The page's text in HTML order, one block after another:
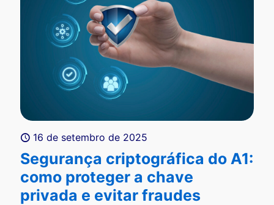
16 de setembro de 2025
Segurança criptográfica do A1:
como proteger a chave
privada e evitar fraudes